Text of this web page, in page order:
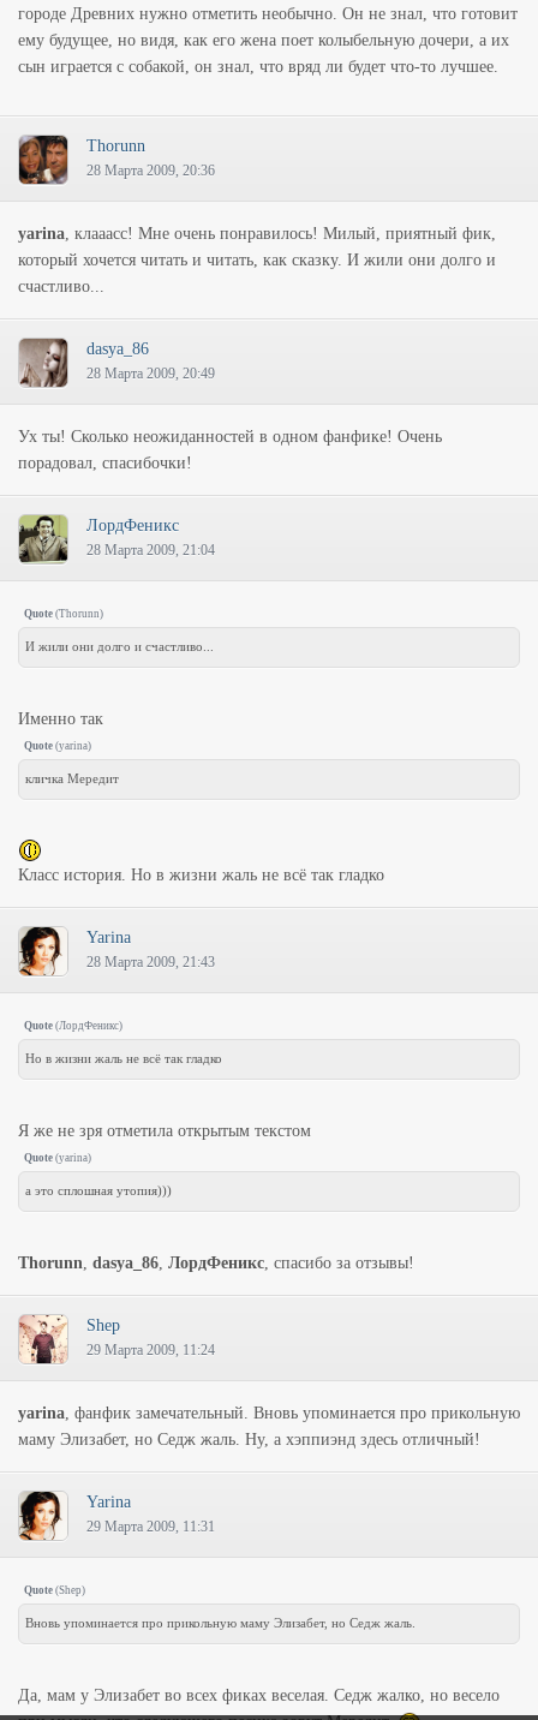
городе Древних нужно отметить необычно. Он не знал, что готовит
ему будущее, но видя, как его жена поет колыбельную дочери, а их
сын играется с собакой, он знал, что вряд ли будет что-то лучшее.
Thorunn
28 Марта 2009, 20:36
yarina, клааасс! Мне очень понравилось! Милый, приятный фик,
который хочется читать и читать, как сказку. И жили они долго и
счастливо...
dasya_86
28 Марта 2009, 20:49
Ух ты! Сколько неожиданностей в одном фанфике! Очень
порадовал, спасибочки!
ЛордФеникс
28 Марта 2009, 21:04
Quote (Thorunn)
И жили они долго и счастливо...
Именно так
Quote (yarina)
кличка Мередит
Класс история. Но в жизни жаль не всё так гладко
Yarina
28 Марта 2009, 21:43
Quote (ЛордФеникс)
Но в жизни жаль не всё так гладко
Я же не зря отметила открытым текстом
Quote (yarina)
а это сплошная утопия)))
Thorunn, dasya_86, ЛордФеникс, спасибо за отзывы!
Shep
29 Марта 2009, 11:24
yarina, фанфик замечательный. Вновь упоминается про прикольную
маму Элизабет, но Седж жаль. Ну, а хэппиэнд здесь отличный!
Yarina
29 Марта 2009, 11:31
Quote (Shep)
Вновь упоминается про прикольную маму Элизабет, но Седж жаль.
Да, мам у Элизабет во всех фиках веселая. Седж жалко, но весело